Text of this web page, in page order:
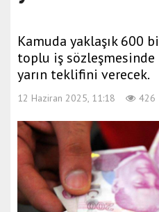
Kamuda yaklaşık 600
toplu iş sözleşmesinde
yarın teklifini verecek.
12 Haziran 2025, 11:18 426